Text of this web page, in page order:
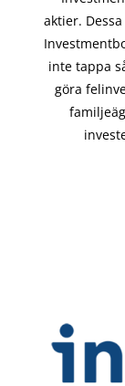
aktier.
inte tappa
göra